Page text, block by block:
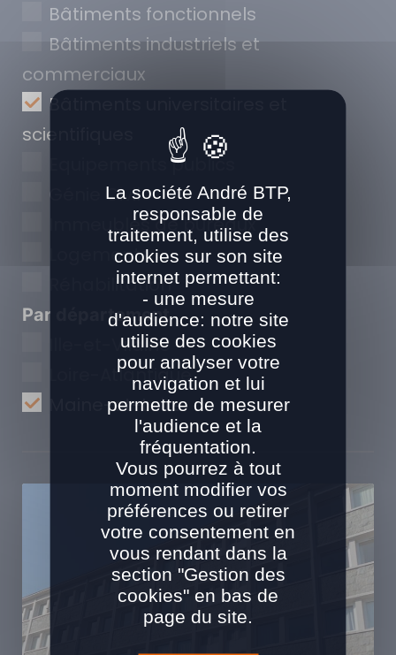
Bâtiments fonctionnels
Bâtiments industriels et
commerciaux
Bâtiments universitaires et
scientifiques
Equipements publics
Génie Civil
Immeubles de bureaux
Logements
Réhabilitation
Par département
Ille-et-Vilaine
Loire-Atlantique
Maine-et-Loire
La société André BTP,
responsable de
traitement, utilise des
cookies sur son site
internet permettant:
- une mesure
d'audience: notre site
utilise des cookies
pour analyser votre
navigation et lui
permettre de mesurer
l'audience et la
fréquentation.
Vous pourrez à tout
moment modifier vos
préférences ou retirer
votre consentement en
vous rendant dans la
section "Gestion des
cookies" en bas de
page du site.